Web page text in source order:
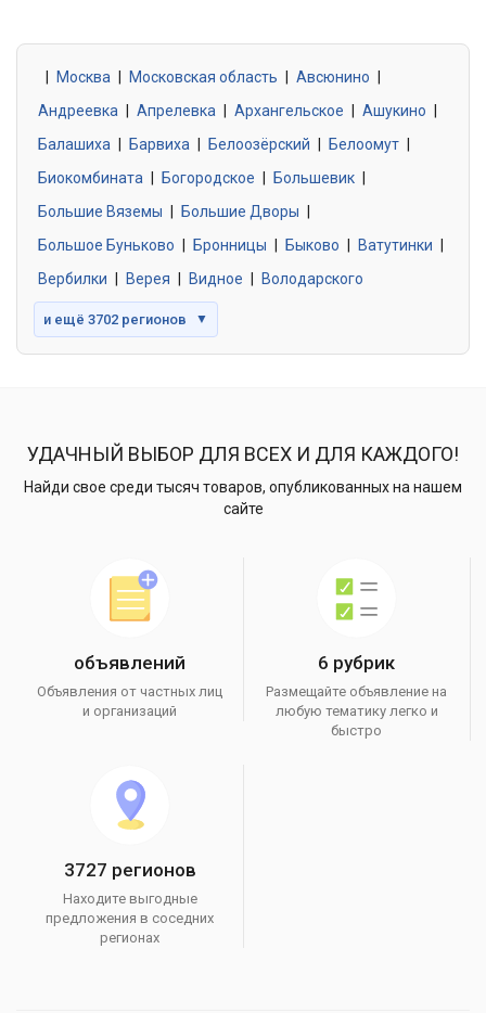
0 объявлений
Знакомства без обязательств
0 объявлений
Москва Московская область Авсюнино
Андреевка
Апрелевка Архангельское Ашукино
Балашиха
Барвиха Белоозёрский Белоомут
Биокомбината
Богородское Большевик
Большие Вяземы
Большие Дворы
Большое Буньково
Бронницы Быково Ватутинки
Вербилки
Верея Видное Володарского
и ещё 3702 регионов ▼
УДАЧНЫЙ ВЫБОР ДЛЯ ВСЕХ И ДЛЯ КАЖДОГО!
Найди свое среди тысяч товаров, опубликованных на нашем
сайте
объявлений
Объявления от частных лиц
и организаций
6 рубрик
Размещайте объявление на
любую тематику легко и
быстро
3727 регионов
Находите выгодные
предложения в соседних
регионах